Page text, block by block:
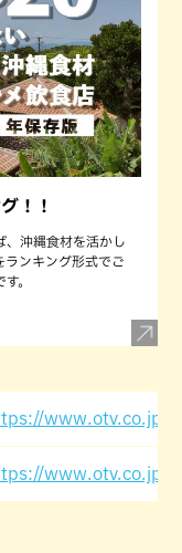
！！
、沖縄食材を活かし
ランキング形式でご
。
www.otv.co.jp/
www.otv.co.jp/